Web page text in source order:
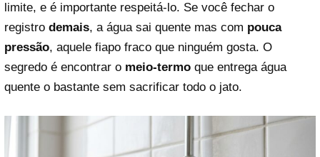
limite, e é importante respeitá-lo. Se você fechar o
registro demais, a água sai quente mas com pouca
pressão, aquele fiapo fraco que ninguém gosta. O
segredo é encontrar o meio-termo que entrega água
quente o bastante sem sacrificar todo o jato.